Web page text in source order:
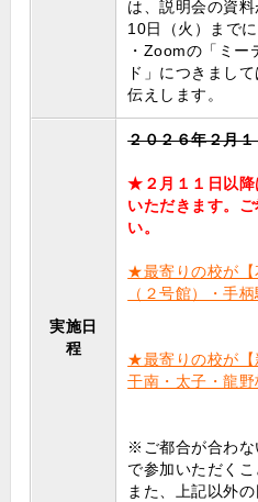
は、説明会の資
10日（火）まで
・Zoomの「ミー
ド」につきまし
伝えします。
実施日
程
２０２６年２月
★２月１１日以降
いただきます。
い。
★最寄りの校が【
（２号館）・手
★最寄りの校が【
干南・太子・龍
※ご都合が合わな
で参加いただくこ
また、上記以外